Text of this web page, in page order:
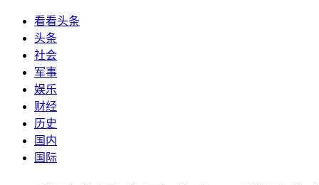
看看头条
头条
社会
军事
娱乐
财经
历史
国内
国际